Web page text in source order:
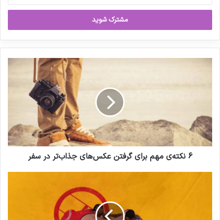
نیمه شعبان، ولادت حضرت مهدی
پیام تسلیت به مناسبت ایام شهادت
حضرت فاطمه زهرا سلام الله علیها
خود
وارد
کنید
6
عکس‌های
جذاب‌تر
در
سفر
6 نکته‌ی مهم برای گرفتن عکس‌های جذاب‌تر در سفر